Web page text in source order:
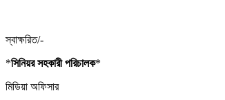
স্বাক্ষরিত/-
*সিনিয়র সহকারী পরিচালক*
মিডিয়া অফিসার